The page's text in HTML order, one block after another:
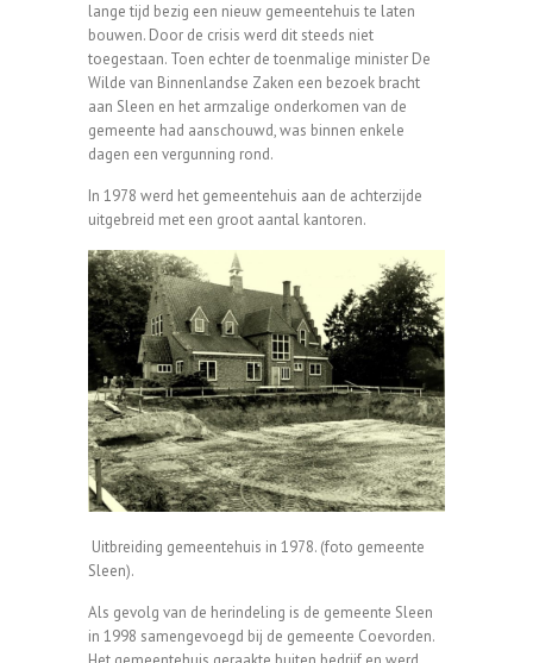
lange tijd bezig een nieuw gemeentehuis te laten
bouwen. Door de crisis werd dit steeds niet
toegestaan. Toen echter de toenmalige minister De
Wilde van Binnenlandse Zaken een bezoek bracht
aan Sleen en het armzalige onderkomen van de
gemeente had aanschouwd, was binnen enkele
dagen een vergunning rond.
In 1978 werd het gemeentehuis aan de achterzijde
uitgebreid met een groot aantal kantoren.
Uitbreiding gemeentehuis in 1978. (foto gemeente
Sleen).
Als gevolg van de herindeling is de gemeente Sleen
in 1998 samengevoegd bij de gemeente Coevorden.